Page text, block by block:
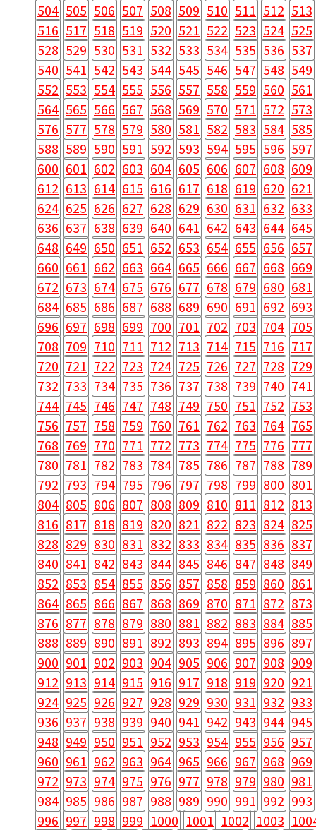
504 505 506 507 508 509 510 511 512 513
516 517 518 519 520 521 522 523 524 525
528 529 530 531 532 533 534 535 536 537
540 541 542 543 544 545 546 547 548 549
552 553 554 555 556 557 558 559 560 561
564 565 566 567 568 569 570 571 572 573
576 577 578 579 580 581 582 583 584 585
588 589 590 591 592 593 594 595 596 597
600 601 602 603 604 605 606 607 608 609
612 613 614 615 616 617 618 619 620 621
624 625 626 627 628 629 630 631 632 633
636 637 638 639 640 641 642 643 644 645
648 649 650 651 652 653 654 655 656 657
660 661 662 663 664 665 666 667 668 669
672 673 674 675 676 677 678 679 680 681
684 685 686 687 688 689 690 691 692 693
696 697 698 699 700 701 702 703 704 705
708 709 710 711 712 713 714 715 716 717
720 721 722 723 724 725 726 727 728 729
732 733 734 735 736 737 738 739 740 741
744 745 746 747 748 749 750 751 752 753
756 757 758 759 760 761 762 763 764 765
768 769 770 771 772 773 774 775 776 777
780 781 782 783 784 785 786 787 788 789
792 793 794 795 796 797 798 799 800 801
804 805 806 807 808 809 810 811 812 813
816 817 818 819 820 821 822 823 824 825
828 829 830 831 832 833 834 835 836 837
840 841 842 843 844 845 846 847 848 849
852 853 854 855 856 857 858 859 860 861
864 865 866 867 868 869 870 871 872 873
876 877 878 879 880 881 882 883 884 885
888 889 890 891 892 893 894 895 896 897
900 901 902 903 904 905 906 907 908 909
912 913 914 915 916 917 918 919 920 921
924 925 926 927 928 929 930 931 932 933
936 937 938 939 940 941 942 943 944 945
948 949 950 951 952 953 954 955 956 957
960 961 962 963 964 965 966 967 968 969
972 973 974 975 976 977 978 979 980 981
984 985 986 987 988 989 990 991 992 993
996 997 998 999 1000 1001 1002 1003